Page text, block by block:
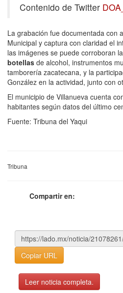
Contenido de Twitter
La grabación fue documentada con
Municipal y captura con claridad el
las imágenes se puede corroboran
botellas de alcohol, instrumentos
tamborería zacatecana, y la
González en la actividad, junto con
El municipio de Villanueva cuenta
habitantes según datos del último
Fuente: Tribuna del Yaqui
Tribuna
Compartir en:
Copiar URL
Leer noticia completa.